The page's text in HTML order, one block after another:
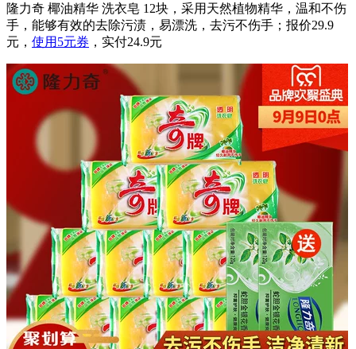
隆力奇 椰油精华 洗衣皂 12块，采用天然植物精华，温和不伤
手，能够有效的去除污渍，易漂洗，去污不伤手；报价29.9
元， 使用5元券 ，实付24.9元